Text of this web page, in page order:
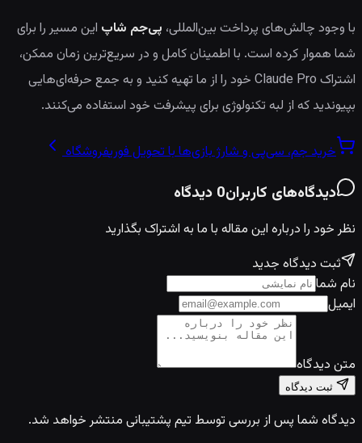
با وجود چالش‌های پرداخت بین‌المللی، پی‌جم شاپ این مسیر را برای
شما هموار کرده است. با اطمینان کامل و در سریع‌ترین زمان ممکن،
اشتراک Claude Pro خود را از ما تهیه کنید و به جمع حرفه‌ای‌هایی
بپیوندید که از لبه تکنولوژی برای پیشرفت خود استفاده می‌کنند.
خرید جم، سی‌پی و شارژ بازی‌ها با تحویل فوریفروشگاه
دیدگاه‌های کاربران0 دیدگاه
نظر خود را درباره این مقاله با ما به اشتراک بگذارید
ثبت دیدگاه جدید
نام شما
ایمیل
متن دیدگاه
ثبت دیدگاه
دیدگاه شما پس از بررسی توسط تیم پشتیبانی منتشر خواهد شد.